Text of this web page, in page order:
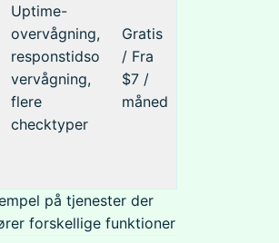
Uptime-
overvågning,
responstidso
vervågning,
flere
checktyper
Gratis
/ Fra
$7 /
måned
på tjenester der
forskellige funktioner